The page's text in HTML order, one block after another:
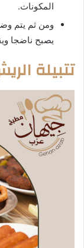
المكونات.
ومن ثم يتم
يصبح ناضجا
تتبيلة